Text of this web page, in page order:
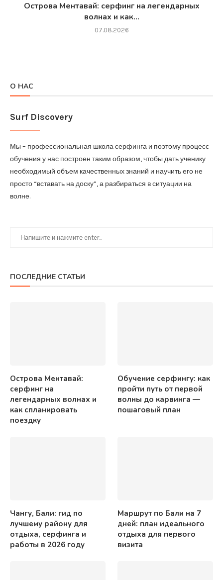
Острова Ментавай: серфинг на легендарных
волнах и как...
07.08.2026
О НАС
Surf Discovery
Мы – профессиональная школа серфинга и поэтому процесс
обучения у нас построен таким образом, чтобы дать ученику
необходимый объем качественных знаний и научить его не
просто “вставать на доску”, а разбираться в ситуации на
волне.
ПОСЛЕДНИЕ СТАТЬИ
Острова Ментавай:
серфинг на
легендарных волнах и
как спланировать
поездку
Обучение серфингу: как
пройти путь от первой
волны до карвинга —
пошаговый план
Чангу, Бали: гид по
лучшему району для
отдыха, серфинга и
работы в 2026 году
Маршрут по Бали на 7
дней: план идеального
отдыха для первого
визита